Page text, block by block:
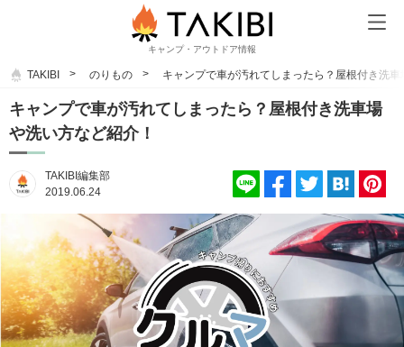
キャンプ・アウトドア情報
TAKIBI のりもの キャンプで車が汚れてしまったら？屋根付き洗
キャンプで車が汚れてしまったら？屋根付き洗車場
や洗い方など紹介！
TAKIBI編集部
2019.06.24